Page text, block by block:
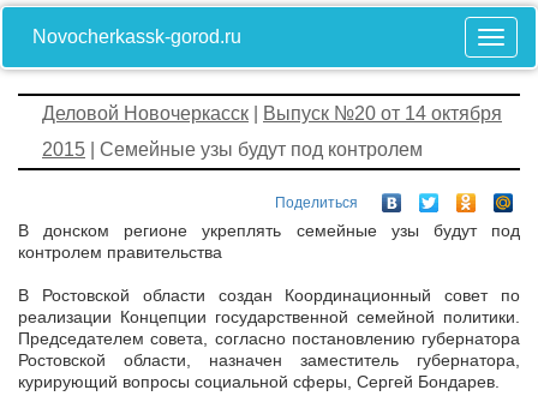
Novocherkassk-gorod.ru
Деловой Новочеркасск
Выпуск №20 от 14 октября
2015 | Cемейные узы будут под контролем
Поделиться
В донском регионе укреплять семейные узы будут под
контролем правительства
В Ростовской области создан Координационный совет по
реализации Концепции государственной семейной политики.
Председателем совета, согласно постановлению губернатора
Ростовской области, назначен заместитель губернатора,
курирующий вопросы социальной сферы, Сергей Бондарев.